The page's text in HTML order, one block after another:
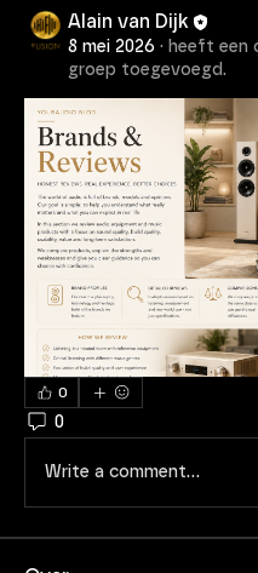
Alain van Dijk
8 mei 2026 · heeft een
groep toegevoegd.
0
0
Write a comment...